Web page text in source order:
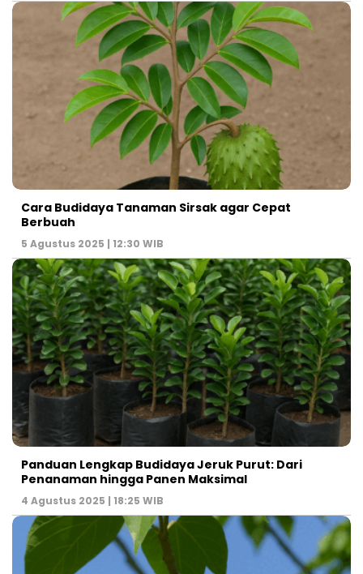
Cara Budidaya Tanaman Sirsak agar Cepat
Berbuah
5 Agustus 2025 | 12:30 WIB
Panduan Lengkap Budidaya Jeruk Purut: Dari
Penanaman hingga Panen Maksimal
4 Agustus 2025 | 18:25 WIB